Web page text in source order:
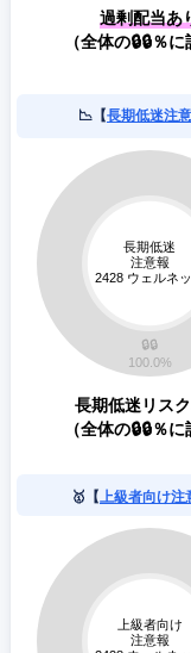
過剰配当あ
（全体の🔒🔒％に
📉【長期低迷注
長期低迷リス
（全体の🔒🔒％に
🥇【上級者向け注